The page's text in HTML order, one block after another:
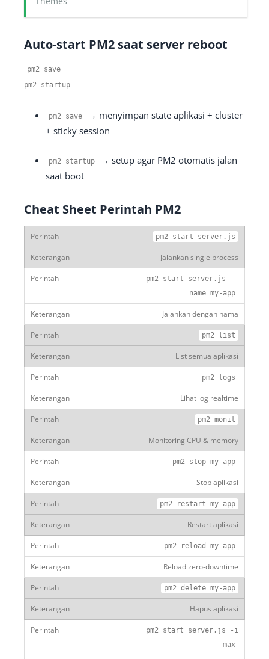
Auto-start PM2 saat server reboot
pm2 save
pm2 startup
pm2 save
→ menyimpan state aplikasi + cluster
+ sticky session
pm2 startup
→ setup agar PM2 otomatis jalan
saat boot
Cheat Sheet Perintah PM2
pm2 start server . js
Jalankan single process
pm2 start server . js
--
name my- app
Jalankan dengan nama
pm2 list
List semua aplikasi
pm2 logs
Lihat log realtime
pm2 monit
Monitoring CPU & memory
pm2 stop my- app
Stop aplikasi
pm2 restart my- app
Restart aplikasi
pm2 reload my- app
Reload zero-downtime
pm2 delete my- app
Hapus aplikasi
pm2 start server . js - i
max